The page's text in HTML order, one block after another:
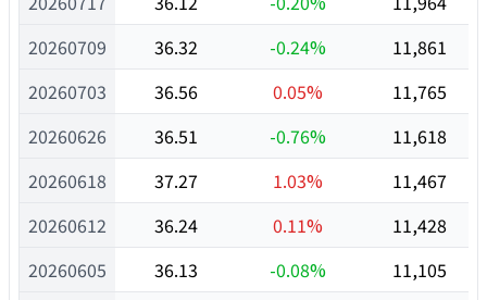
20260709
20260703
20260626
20260618
20260612
20260605
36.32
-0.24%
11,861
36.56
0.05%
11,765
36.51
-0.76%
11,618
37.27
1.03%
11,467
36.24
0.11%
11,428
36.13
-0.08%
11,105